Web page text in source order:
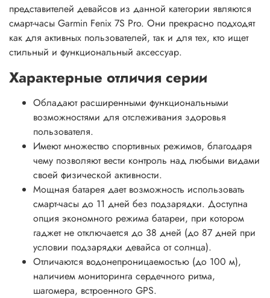
представителей девайсов из данной категории являются
смарт-часы Garmin Fenix 7S Pro. Они прекрасно подходят
как для активных пользователей, так и для тех, кто ищет
стильный и функциональный аксессуар.
Характерные отличия серии
Обладают расширенными функциональными
возможностями для отслеживания здоровья
пользователя.
Имеют множество спортивных режимов, благодаря
чему позволяют вести контроль над любыми видами
своей физической активности.
Мощная батарея дает возможность использовать
смарт-часы до 11 дней без подзарядки. Доступна
опция экономного режима батареи, при котором
гаджет не отключается до 38 дней (до 87 дней при
условии подзарядки девайса от солнца).
Отличаются водонепроницаемостью (до 100 м),
наличием мониторинга сердечного ритма,
шагомера, встроенного GPS.